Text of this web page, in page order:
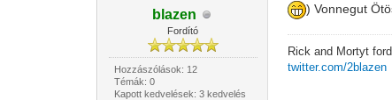
blazen
Fordító
Hozzászólások: 12
Témák: 0
Kapott kedvelések: 3 kedvelés
) Vonnegut
Rick and Mortyt
twitter.com/2blazen